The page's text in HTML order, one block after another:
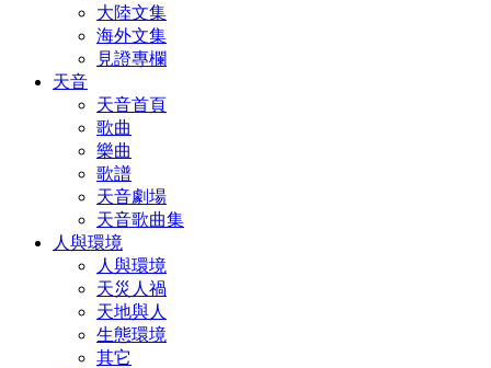
大陸文集
海外文集
見證專欄
天音
天音首頁
歌曲
樂曲
歌譜
天音劇場
天音歌曲集
人與環境
人與環境
天災人禍
天地與人
生態環境
其它